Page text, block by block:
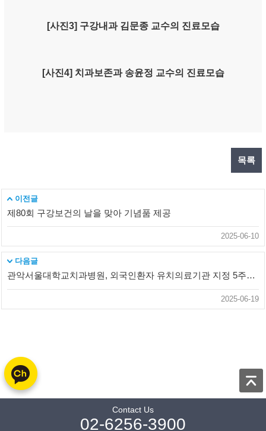
[사진3] 구강내과 김문종 교수의 진료모습
[사진4] 치과보존과 송윤정 교수의 진료모습
목록
이전글
제80회 구강보건의 날을 맞아 기념품 제공
2025-06-10
다음글
관악서울대학교치과병원, 외국인환자 유치의료기관 지정 5주년 맞아
2025-06-19
Contact Us
02-6256-3900